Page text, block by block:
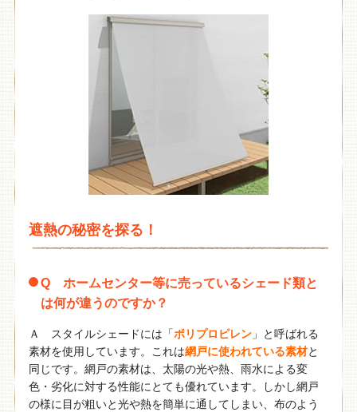
遮熱の秘密を探る！
Q ホームセンター等に売っているシェード類と
は何が違うのですか？
Ａ スタイルシェードには「ポリプロピレン 」と呼ばれる
素材を使用しています。これは網戸に使われている素材と
同じです。網戸の素材は、太陽の光や熱、雨水による変
色・劣化に対する性能にとても優れています。しかし網戸
の様に目が粗いと光や熱を簡単に通してしまい、布のよう